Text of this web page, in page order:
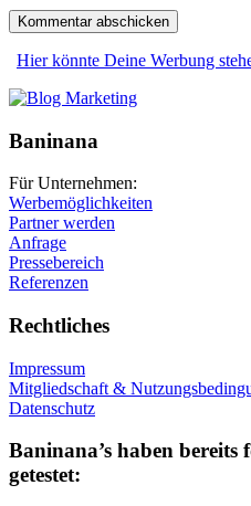
Hier könnte Deine Werbung
Baninana
Für Unternehmen:
Werbemöglichkeiten
Partner werden
Anfrage
Pressebereich
Referenzen
Rechtliches
Impressum
Mitgliedschaft &
Datenschutz
Baninana’s haben bereits
getestet: